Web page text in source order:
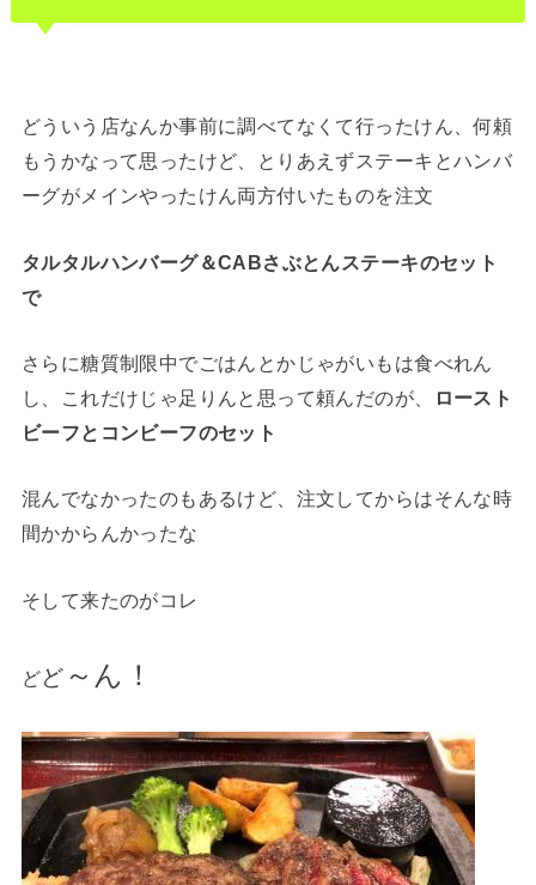
どういう店なんか事前に調べてなくて行ったけん、何頼
もうかなって思ったけど、とりあえずステーキとハンバ
ーグがメインやったけん両方付いたものを注文
タルタルハンバーグ＆CABさぶとんステーキのセット
で
さらに糖質制限中でごはんとかじゃがいもは食べれん
し、これだけじゃ足りんと思って頼んだのが、
ロースト
ビーフとコンビーフのセット
混んでなかったのもあるけど、注文してからはそんな時
間かからんかったな
そして来たのがコレ
どど ～ん！